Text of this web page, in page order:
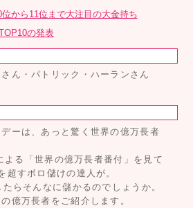
から11位まで大注目の大金持ち
の発表
ん・パトリック・ハーランさん
ーは、あっと驚く世界の億万長者
る「世界の億万長者番付」を見て
超すボロ儲けの達人が。
らそんなに儲かるのでしょうか。
億万長者をご紹介します。